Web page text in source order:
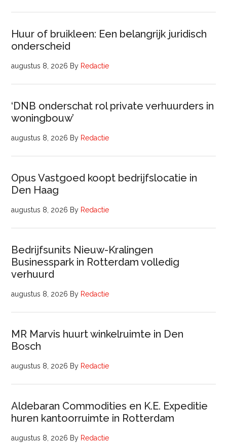
Huur of bruikleen: Een belangrijk juridisch
onderscheid
augustus 8, 2026 By Redactie
‘DNB onderschat rol private verhuurders in
woningbouw’
augustus 8, 2026 By Redactie
Opus Vastgoed koopt bedrijfslocatie in
Den Haag
augustus 8, 2026 By Redactie
Bedrijfsunits Nieuw-Kralingen
Businesspark in Rotterdam volledig
verhuurd
augustus 8, 2026 By Redactie
MR Marvis huurt winkelruimte in Den
Bosch
augustus 8, 2026 By Redactie
Aldebaran Commodities en K.E. Expeditie
huren kantoorruimte in Rotterdam
augustus 8, 2026 By Redactie